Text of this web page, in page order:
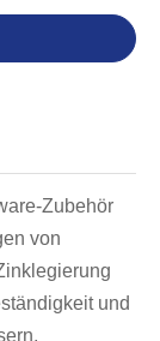
Zubehör
von
und